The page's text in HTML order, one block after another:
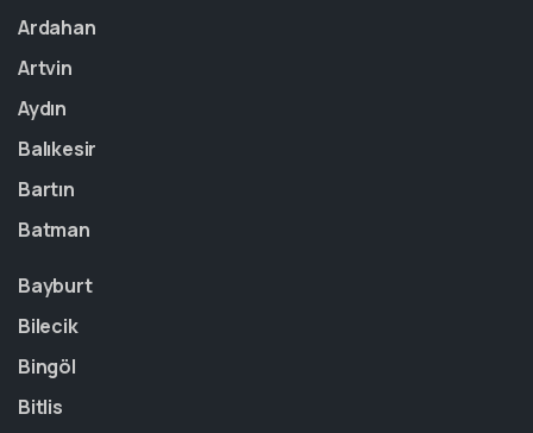
Ardahan
Artvin
Aydın
Balıkesir
Bartın
Batman
Bayburt
Bilecik
Bingöl
Bitlis